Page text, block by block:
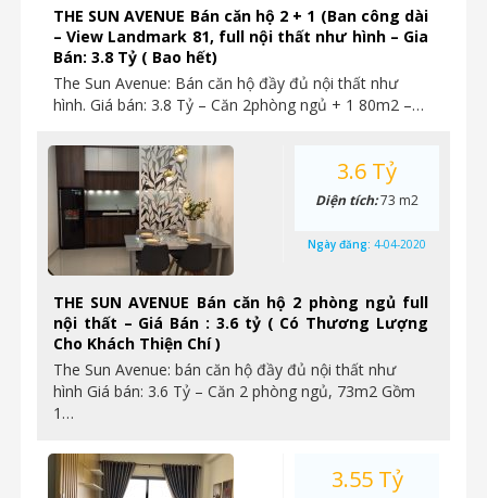
THE SUN AVENUE Bán căn hộ 2 + 1 (Ban công dài
– View Landmark 81, full nội thất như hình – Gia
Bán: 3.8 Tỷ ( Bao hết)
The Sun Avenue: Bán căn hộ đầy đủ nội thất như
hình. Giá bán: 3.8 Tỷ – Căn 2phòng ngủ + 1 80m2 –…
THE SUN AVENUE Bán căn hộ 2 phòng ngủ full
nội thất – Giá Bán : 3.6 tỷ ( Có Thương Lượng
Cho Khách Thiện Chí )
The Sun Avenue: bán căn hộ đầy đủ nội thất như
hình Giá bán: 3.6 Tỷ – Căn 2 phòng ngủ, 73m2 Gồm
1…
3.6 Tỷ
Diện tích:73 m2
Ngày đăng: 4-04-2020
3.55 Tỷ